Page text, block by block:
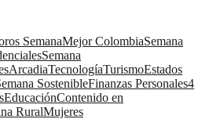
SemanaMejor ColombiaSemana
Semana
ArcadiaTecnologíaTurismoEstados
SostenibleFinanzas Personales4
EducaciónContenido en
RuralMujeres